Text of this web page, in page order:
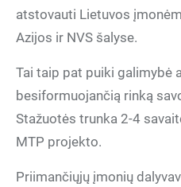
atstovauti Lietuvos
Azijos ir NVS šalyse.
Tai taip pat puiki galimybė
besiformuojančią rinką
Stažuotės trunka 2-4
MTP projekto.
Priimančiųjų įmonių